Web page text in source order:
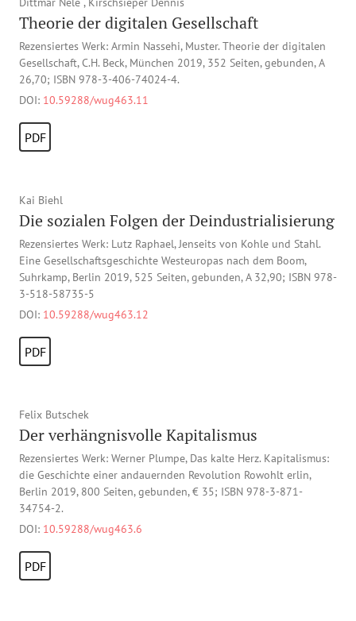
Theorie der digitalen Gesellschaft
Rezensiertes Werk: Armin Nassehi, Muster. Theorie der digitalen
Gesellschaft, C.H. Beck, München 2019, 352 Seiten, gebunden, A
26,70; ISBN 978-3-406-74024-4.
DOI: 10.59288/wug463.11
PDF
Kai Biehl
Die sozialen Folgen der Deindustrialisierung
Rezensiertes Werk: Lutz Raphael, Jenseits von Kohle und Stahl.
Eine Gesellschaftsgeschichte Westeuropas nach dem Boom,
Suhrkamp, Berlin 2019, 525 Seiten, gebunden, A 32,90; ISBN 978-
3-518-58735-5
DOI: 10.59288/wug463.12
PDF
Felix Butschek
Der verhängnisvolle Kapitalismus
Rezensiertes Werk: Werner Plumpe, Das kalte Herz. Kapitalismus:
die Geschichte einer andauernden Revolution Rowohlt erlin,
Berlin 2019, 800 Seiten, gebunden, € 35; ISBN 978-3-871-
34754-2.
DOI: 10.59288/wug463.6
PDF